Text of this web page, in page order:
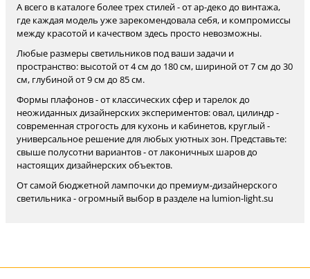
А всего в каталоге более трех стилей - от ар-деко до винтажа,
где каждая модель уже зарекомендовала себя, и компромиссы
между красотой и качеством здесь просто невозможны.
Любые размеры светильников под ваши задачи и
пространство: высотой от 4 см до 180 см, шириной от 7 см до 30
см, глубиной от 9 см до 85 см.
Формы плафонов - от классических сфер и тарелок до
неожиданных дизайнерских экспериментов: овал, цилиндр -
современная строгость для кухонь и кабинетов, круглый -
универсальное решение для любых уютных зон. Представьте:
свыше полусотни вариантов - от лаконичных шаров до
настоящих дизайнерских объектов.
От самой бюджетной лампочки до премиум-дизайнерского
светильника - огромный выбор в разделе на lumion-light.su